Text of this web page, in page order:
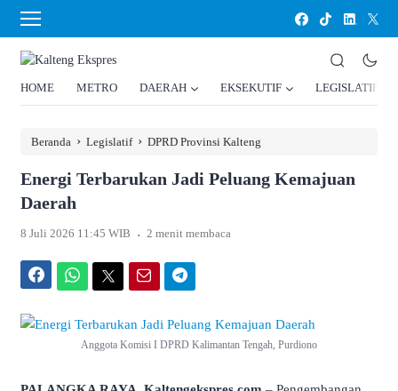
HOME METRO DAERAH EKSEKUTIF LEGISLATIF
Beranda › Legislatif › DPRD Provinsi Kalteng
Energi Terbarukan Jadi Peluang Kemajuan
Daerah
8 Juli 2026 11:45 WIB . 2 menit membaca
Anggota Komisi I DPRD Kalimantan Tengah, Purdiono